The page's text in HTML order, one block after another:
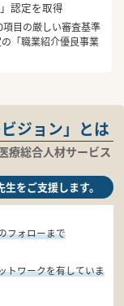
認定を取得
項目の厳しい審査基準
「職業紹介優良事業
ジョン」とは
療総合人材サービス
をご支援します。
フォローまで
トワークを有していま